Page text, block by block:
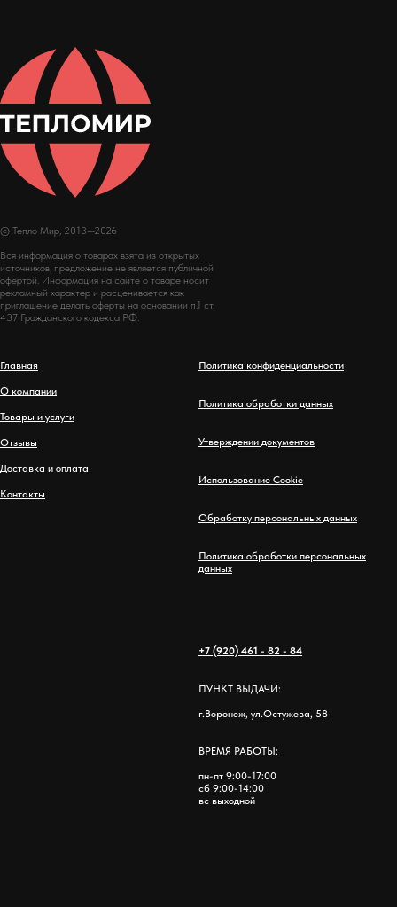
© Тепло Мир, 2013—2026
Вся информация о товарах взята из открытых
источников, предложение не является публичной
офертой. Информация на сайте о товаре носит
рекламный характер и расценивается как
приглашение делать оферты на основании п.1 ст.
437 Гражданского кодекса РФ.
Главная
О компании
Товары и услуги
Отзывы
Доставка и оплата
Контакты
Политика конфиденциальности
Политика обработки данных
Утверждении документов
Использование Cookie
Обработку персональных данных
Политика обработки персональных
данных
+7 (920) 461 - 82 - 84
ПУНКТ ВЫДАЧИ:
г.Воронеж, ул.Остужева, 58
ВРЕМЯ РАБОТЫ:
пн-пт 9:00-17:00
сб 9:00-14:00
вс выходной